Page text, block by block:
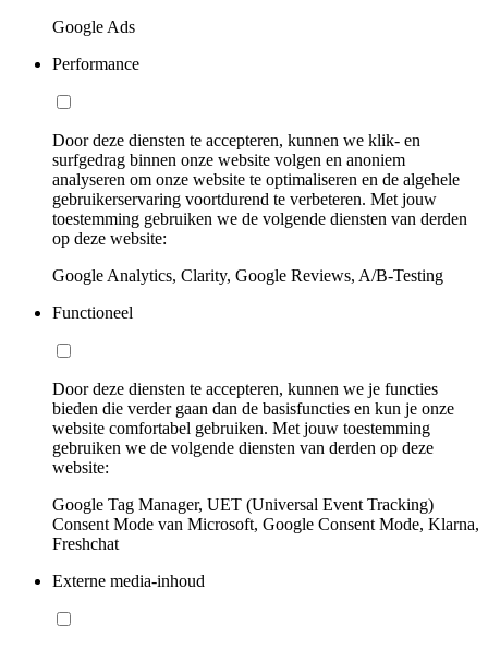
Google Ads
Performance
Door deze diensten te accepteren, kunnen we klik- en
surfgedrag binnen onze website volgen en anoniem
analyseren om onze website te optimaliseren en de algehele
gebruikerservaring voortdurend te verbeteren. Met jouw
toestemming gebruiken we de volgende diensten van derden
op deze website:
Google Analytics, Clarity, Google Reviews, A/B-Testing
Functioneel
Door deze diensten te accepteren, kunnen we je functies
bieden die verder gaan dan de basisfuncties en kun je onze
website comfortabel gebruiken. Met jouw toestemming
gebruiken we de volgende diensten van derden op deze
website:
Google Tag Manager, UET (Universal Event Tracking)
Consent Mode van Microsoft, Google Consent Mode, Klarna,
Freshchat
Externe media-inhoud